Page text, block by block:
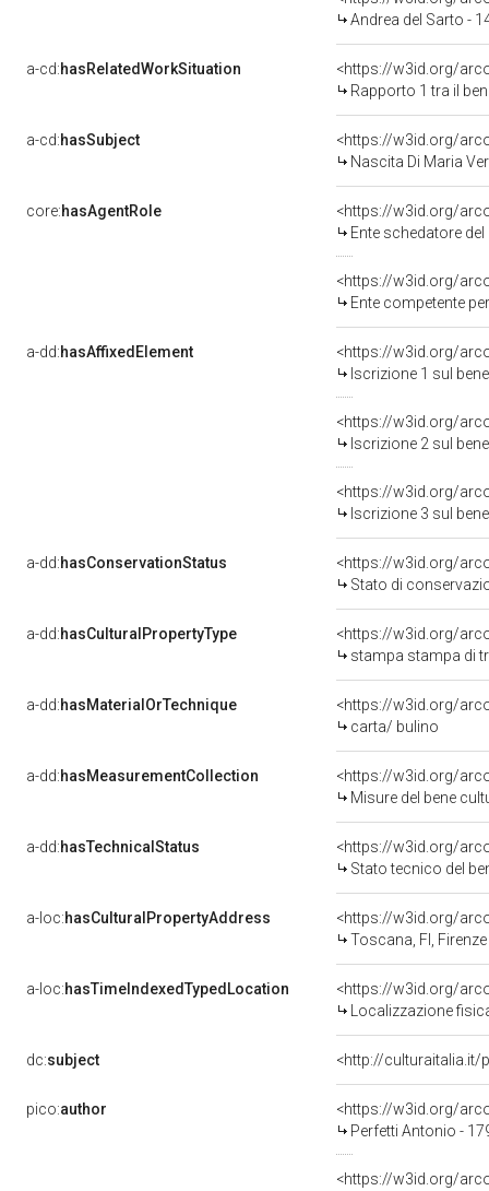
Andrea del Sarto -
a-cd:hasRelatedWorkSituation
<https://w3id.org/
Rapporto 1 tra il
a-cd:hasSubject
<https://w3id.org/
Nascita Di Maria
core:hasAgentRole
<https://w3id.org/
Ente schedatore del bene
<https://w3id.org/
Ente competente per tutela del
a-dd:hasAffixedElement
<https://w3id.org/
Iscrizione 1 sul
<https://w3id.org/
Iscrizione 2 sul
<https://w3id.org/
Iscrizione 3 sul
a-dd:hasConservationStatus
<https://w3id.org/
Stato di
a-dd:hasCulturalPropertyType
<https://w3id.org/
stampa stampa di
a-dd:hasMaterialOrTechnique
<https://w3id.org/
carta/ bulino
a-dd:hasMeasurementCollection
<https://w3id.org/
Misure del bene
a-dd:hasTechnicalStatus
<https://w3id.org/
Stato tecnico del
a-loc:hasCulturalPropertyAddress
<https://w3id.org/
Toscana, FI, Firenze
a-loc:hasTimeIndexedTypedLocation
<https://w3id.org/
Localizzazione
dc:subject <http://
pico:author
<https://w3id.org/
Perfetti Antonio -
<https://w3id.org/